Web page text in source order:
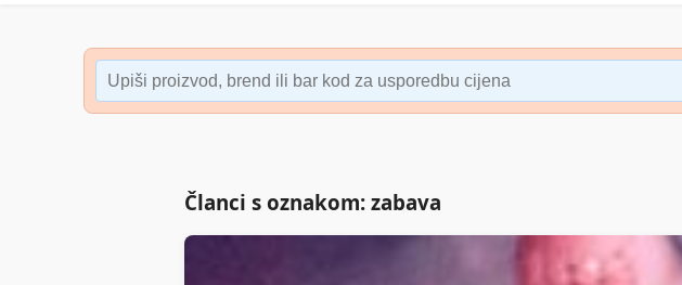
Članci s oznakom: zabava